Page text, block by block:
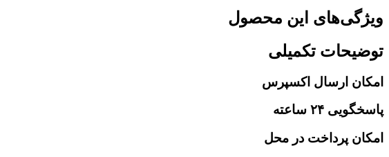
ویژگی‌های این محصول
توضیحات تکمیلی
امکان ارسال اکسپرس
پاسخگویی ۲۴ ساعته
امکان پرداخت در محل